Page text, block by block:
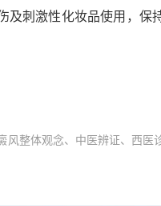
刺激性化妆品使用，保
风整体观念、中医辨证、西医